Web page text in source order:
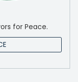
for Peace.